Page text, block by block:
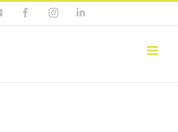
E-
FacebookInstagramLinkedIn